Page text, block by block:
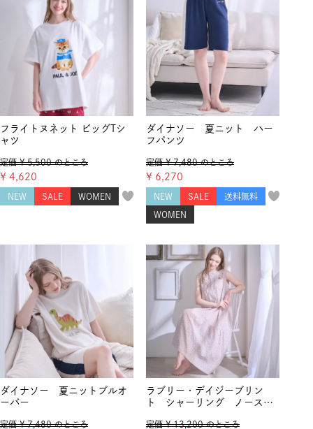
フライトヌネット ビッグTシ
ャツ
定価 ¥ 5,500 のところ
¥ 4,620
NEW SALE WOMEN
ダイナソー 夏ニット ハー
フパンツ
定価 ¥ 7,480 のところ
¥ 6,270
NEW SALE 送料無料
WOMEN
ダイナソー 夏ニットプルオ
ーバー
定価 ¥ 7,480 のところ
ラブリー・デイジープリン
ト シャーリング ノースリ
定価 ¥ 13,200 のところ